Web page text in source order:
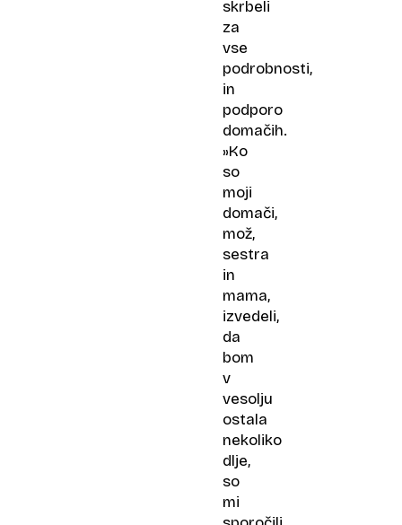
skrbeli
za
vse
podrobnosti,
in
podporo
domačih.
»Ko
so
moji
domači,
mož,
sestra
in
mama,
izvedeli,
da
bom
v
vesolju
ostala
nekoliko
dlje,
so
mi